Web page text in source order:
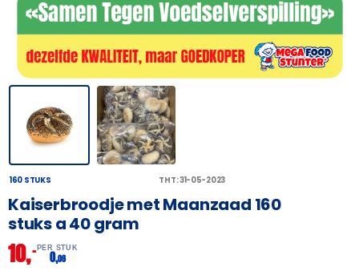
160 STUKS THT: 31-05-2023
Kaiserbroodje met Maanzaad 160
stuks a 40 gram
10,– PER STUK
0,06